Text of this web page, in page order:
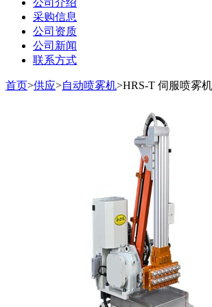
采购信息
公司资质
公司新闻
联系方式
首页>供应>自动喷雾机>HRS-T 伺服喷雾